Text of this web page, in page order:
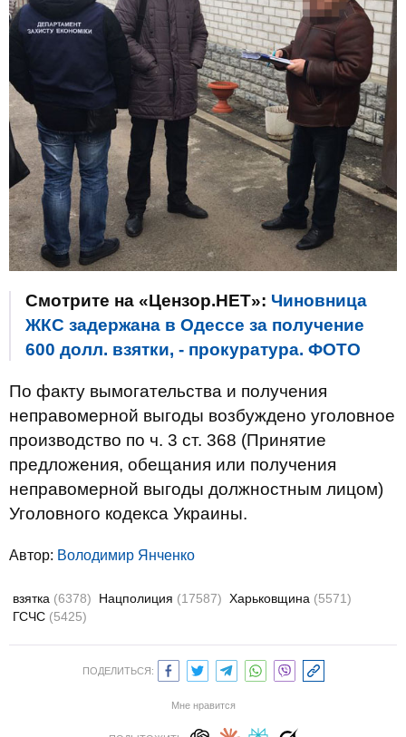
Смотрите на «Цензор.НЕТ»: Чиновница
ЖКС задержана в Одессе за получение
600 долл. взятки, - прокуратура. ФОТО
По факту вымогательства и получения
неправомерной выгоды возбуждено уголовное
производство по ч. 3 ст. 368 (Принятие
предложения, обещания или получения
неправомерной выгоды должностным лицом)
Уголовного кодекса Украины.
Автор: Володимир Янченко
взятка (6378) Нацполиция (17587) Харьковщина (5571)
ГСЧС (5425)
ПОДЕЛИТЬСЯ:
Мне нравится